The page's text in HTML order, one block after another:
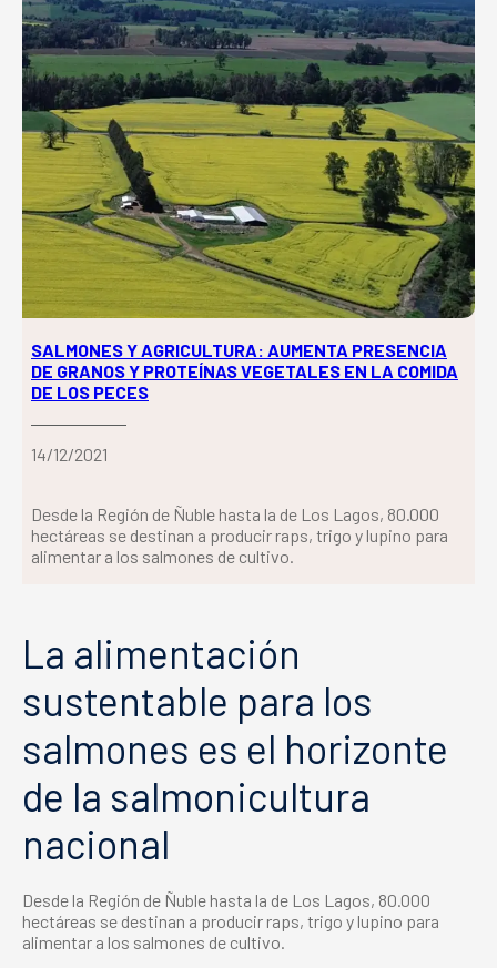
SALMONES Y AGRICULTURA: AUMENTA PRESENCIA
DE GRANOS Y PROTEÍNAS VEGETALES EN LA COMIDA
DE LOS PECES
14/12/2021
Desde la Región de Ñuble hasta la de Los Lagos, 80.000
hectáreas se destinan a producir raps, trigo y lupino para
alimentar a los salmones de cultivo.
La alimentación
sustentable para los
salmones es el horizonte
de la salmonicultura
nacional
Desde la Región de Ñuble hasta la de Los Lagos, 80.000
hectáreas se destinan a producir raps, trigo y lupino para
alimentar a los salmones de cultivo.